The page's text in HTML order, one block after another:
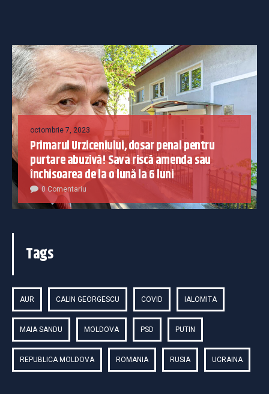
octombrie 7, 2023
Primarul Urziceniului, dosar penal pentru
purtare abuzivă! Sava riscă amenda sau
închisoarea de la o lună la 6 luni
0 Comentariu
Tags
AUR CALIN GEORGESCU COVID IALOMITA
MAIA SANDU MOLDOVA PSD PUTIN
REPUBLICA MOLDOVA ROMANIA RUSIA UCRAINA